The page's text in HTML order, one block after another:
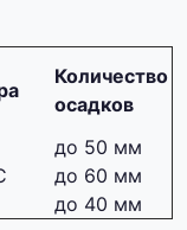
Количество
осадков
до 50 мм
до 60 мм
до 40 мм